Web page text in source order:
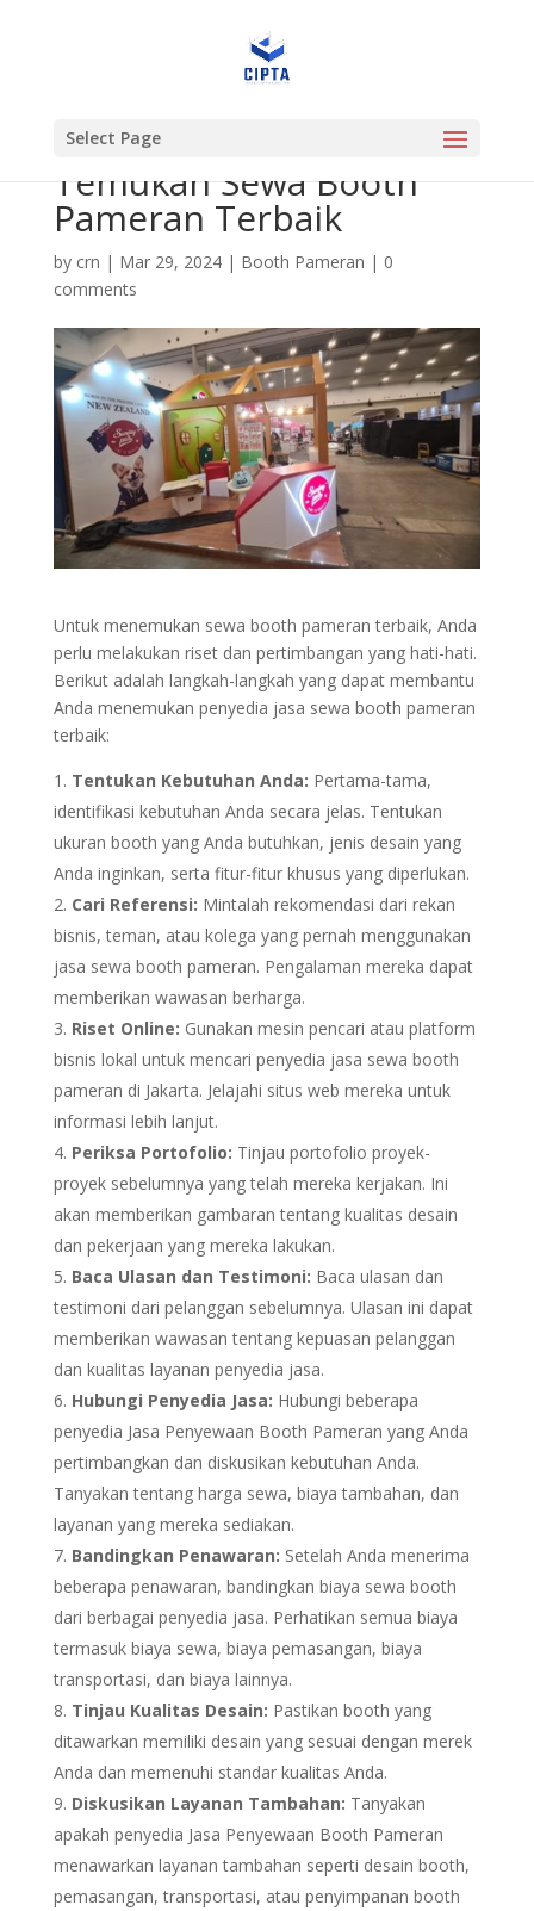
Select Page
Temukan Sewa Booth
Pameran Terbaik
by crn | Mar 29, 2024| Booth Pameran | 0
comments
Untuk menemukan sewa booth pameran terbaik, Anda
perlu melakukan riset dan pertimbangan yang hati-hati.
Berikut adalah langkah-langkah yang dapat membantu
Anda menemukan penyedia jasa sewa booth pameran
terbaik:
Tentukan Kebutuhan Anda: Pertama-tama,
identifikasi kebutuhan Anda secara jelas. Tentukan
ukuran booth yang Anda butuhkan, jenis desain yang
Anda inginkan, serta fitur-fitur khusus yang diperlukan.
Cari Referensi: Mintalah rekomendasi dari rekan
bisnis, teman, atau kolega yang pernah menggunakan
jasa sewa booth pameran. Pengalaman mereka dapat
memberikan wawasan berharga.
Riset Online: Gunakan mesin pencari atau platform
bisnis lokal untuk mencari penyedia jasa sewa booth
pameran di Jakarta. Jelajahi situs web mereka untuk
informasi lebih lanjut.
Periksa Portofolio: Tinjau portofolio proyek-
proyek sebelumnya yang telah mereka kerjakan. Ini
akan memberikan gambaran tentang kualitas desain
dan pekerjaan yang mereka lakukan.
Baca Ulasan dan Testimoni: Baca ulasan dan
testimoni dari pelanggan sebelumnya. Ulasan ini dapat
memberikan wawasan tentang kepuasan pelanggan
dan kualitas layanan penyedia jasa.
Hubungi Penyedia Jasa: Hubungi beberapa
penyedia Jasa Penyewaan Booth Pameran yang Anda
pertimbangkan dan diskusikan kebutuhan Anda.
Tanyakan tentang harga sewa, biaya tambahan, dan
layanan yang mereka sediakan.
Bandingkan Penawaran: Setelah Anda menerima
beberapa penawaran, bandingkan biaya sewa booth
dari berbagai penyedia jasa. Perhatikan semua biaya
termasuk biaya sewa, biaya pemasangan, biaya
transportasi, dan biaya lainnya.
Tinjau Kualitas Desain: Pastikan booth yang
ditawarkan memiliki desain yang sesuai dengan merek
Anda dan memenuhi standar kualitas Anda.
Diskusikan Layanan Tambahan: Tanyakan
apakah penyedia Jasa Penyewaan Booth Pameran
menawarkan layanan tambahan seperti desain booth,
pemasangan, transportasi, atau penyimpanan booth